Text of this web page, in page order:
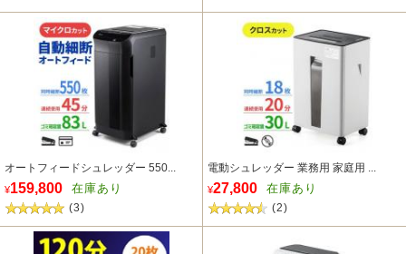
オートフィードシュレッダー 550...
¥159,800 在庫あり
(3)
電動シュレッダー 業務用 家庭用 ...
¥27,800 在庫あり
(2)